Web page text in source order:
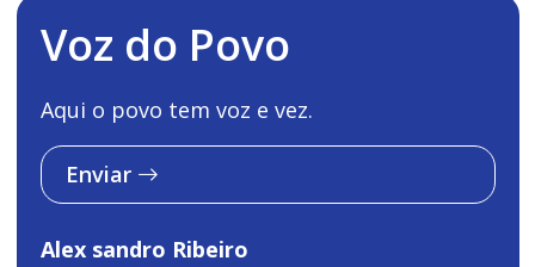
Voz do Povo
Aqui o povo tem voz e vez.
Enviar
Alex sandro Ribeiro